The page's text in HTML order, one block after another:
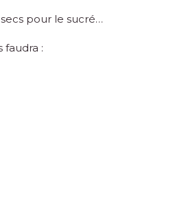
pour le sucré…
faudra :